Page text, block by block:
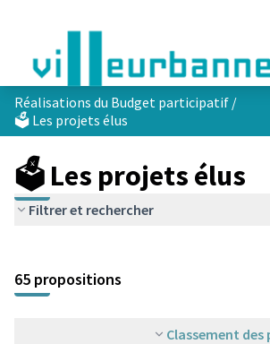
Réalisations du Budget participatif /
🗳️ Les projets élus
🗳️ Les projets élus
Filtrer et rechercher
+
−
65 propositions
Classement